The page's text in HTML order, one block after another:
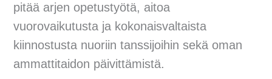
pitää arjen opetustyötä, aitoa
vuorovaikutusta ja kokonaisvaltaista
kiinnostusta nuoriin tanssijoihin sekä oman
ammattitaidon päivittämistä.